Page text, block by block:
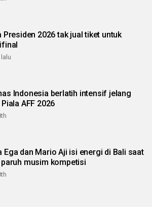
Presiden 2026 tak jual tiket untuk
Indonesia berlatih intensif jelang
AFF 2026
Ega dan Mario Aji isi energi di Bali saat
paruh musim kompetisi